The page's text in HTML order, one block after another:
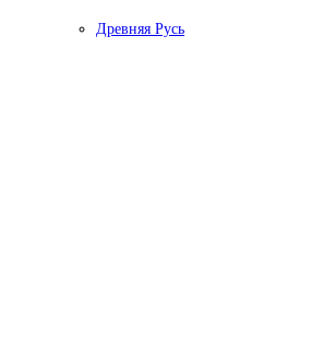
Древняя Русь